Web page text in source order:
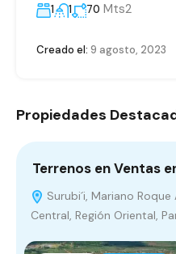
1 1 70 Mts2
Creado el: 9 agosto, 2023
Propiedades
Terrenos en Ventas
Surubi´i, Mariano
Central, Región Oriental,